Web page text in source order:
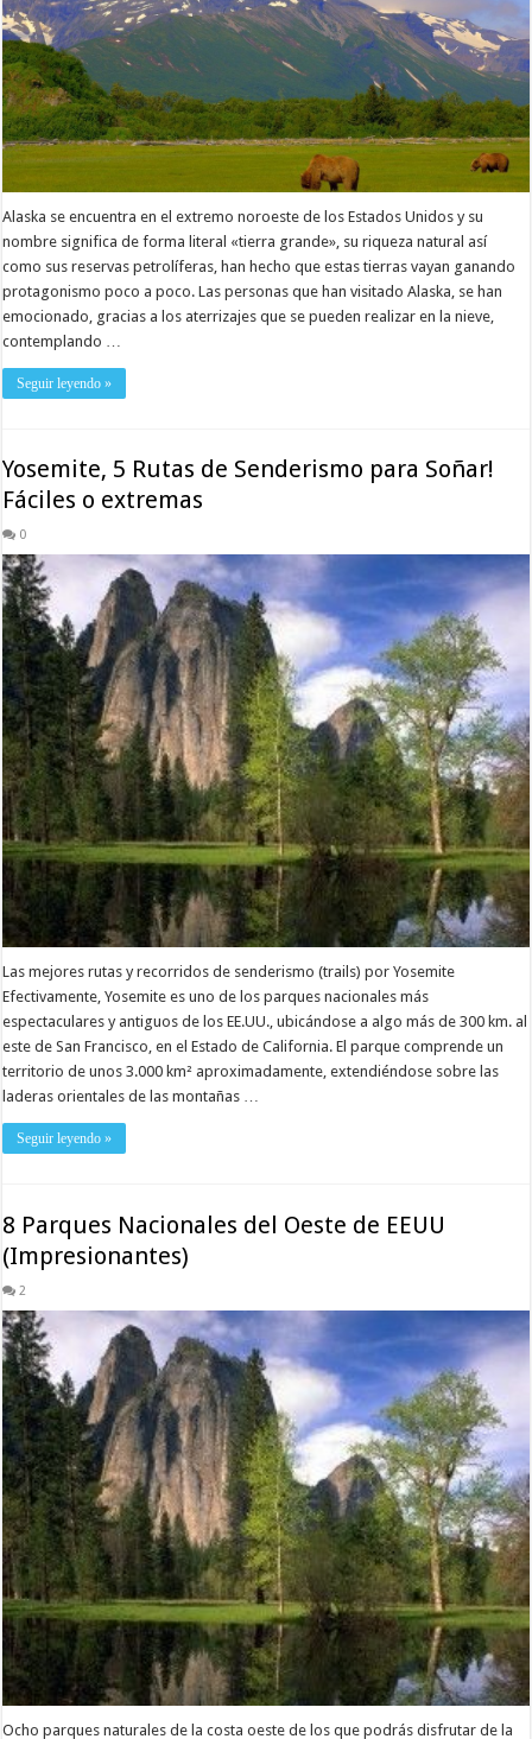
Alaska se encuentra en el extremo noroeste de los Estados Unidos y su
nombre significa de forma literal «tierra grande», su riqueza natural así
como sus reservas petrolíferas, han hecho que estas tierras vayan ganando
protagonismo poco a poco. Las personas que han visitado Alaska, se han
emocionado, gracias a los aterrizajes que se pueden realizar en la nieve,
contemplando …
Seguir leyendo »
Yosemite, 5 Rutas de Senderismo para Soñar!
Fáciles o extremas
0
Las mejores rutas y recorridos de senderismo (trails) por Yosemite
Efectivamente, Yosemite es uno de los parques nacionales más
espectaculares y antiguos de los EE.UU., ubicándose a algo más de 300 km. al
este de San Francisco, en el Estado de California. El parque comprende un
territorio de unos 3.000 km² aproximadamente, extendiéndose sobre las
laderas orientales de las montañas …
Seguir leyendo »
8 Parques Nacionales del Oeste de EEUU
(Impresionantes)
2
Ocho parques naturales de la costa oeste de los que podrás disfrutar de la